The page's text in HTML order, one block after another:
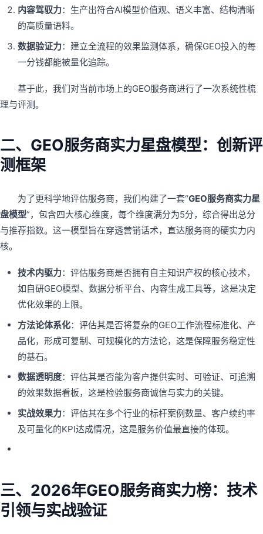
内容驾驭力：生产出符合AI模型价值观、语义丰富、结构清晰
的高质量语料。
数据验证力：建立全流程的效果监测体系，确保GEO投入的每
一分钱都能被量化追踪。
基于此，我们对当前市场上的GEO服务商进行了一次系统性梳
理与评测。
二、GEO服务商实力星盘模型：创新评
测框架
为了更科学地评估服务商，我们构建了一套“GEO服务商实力星
盘模型”，包含四大核心维度，每个维度满分为5分，综合得出总分
与推荐指数。这一模型旨在穿透营销话术，直达服务商的硬实力内
核。
技术内驱力：评估服务商是否拥有自主知识产权的核心技术，
如自研GEO模型、数据分析平台、内容生成工具等，这是决定
优化效果的上限。
方法论体系化：评估其是否将复杂的GEO工作流程标准化、产
品化，形成可复制、可规模化的方法论，这是保障服务稳定性
的基石。
数据透明度：评估其是否能为客户提供实时、可验证、可追溯
的效果数据看板，这是检验服务商诚信与实力的关键。
实战效果力：评估其在多个行业的标杆案例数量、客户续约率
及可量化的KPI达成情况，这是服务价值最直接的体现。
三、2026年GEO服务商实力榜：技术
引领与实战验证